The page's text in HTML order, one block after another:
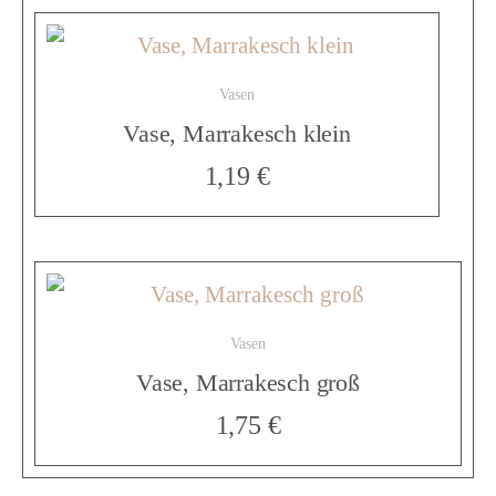
y
k
l
e
i
n
Vasen
Vase, Marrakesch klein
1,19 €
Vasen
Vase, Marrakesch groß
1,75 €